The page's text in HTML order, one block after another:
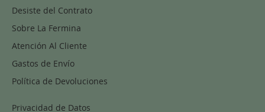
Desiste del Contrato
Sobre La Fermina
Atención Al Cliente
Gastos de Envío
Política de Devoluciones
Privacidad de Datos